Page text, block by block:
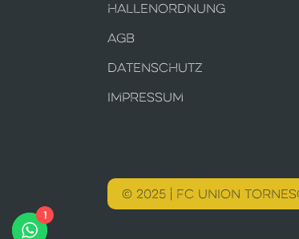
HALLENORDNUNG
AGB
DATENSCHUTZ
IMPRESSUM
© 2025 | FC UNION
1